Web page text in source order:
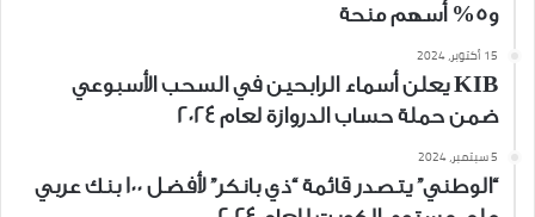
و5% أسهم منحة
15 أكتوبر، 2024
KIB يعلن أسماء الرابحين في السحب الأسبوعي
ضمن حملة حساب الدروازة لعام 2024
5 سبتمبر، 2024
“الوطني” يتصدر قائمة “ذي بانكر” لأفضل 100 بنك عربي